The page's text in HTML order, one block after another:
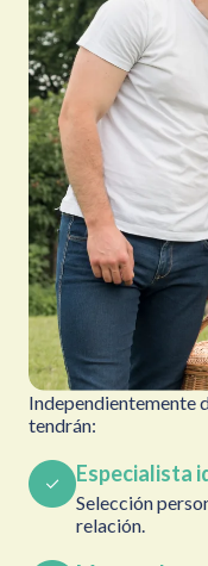
Independientemente
tendrán:
Especialista
Selección
relación.